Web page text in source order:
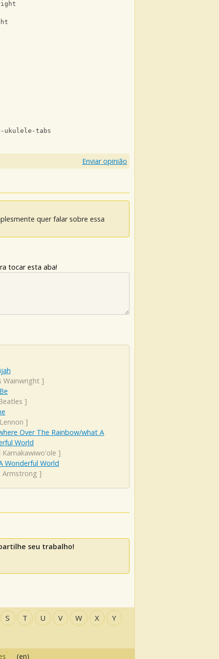
tabs-with-lyrics.html
Enviar opinião
quer falar sobre essa
tocar esta aba!
Wainwright]
]
]
Over The Rainbow/what A
World
Kamakawiwo'ole ]
Wonderful World
Armstrong ]
seu trabalho!
S T U V W X Y
(en)